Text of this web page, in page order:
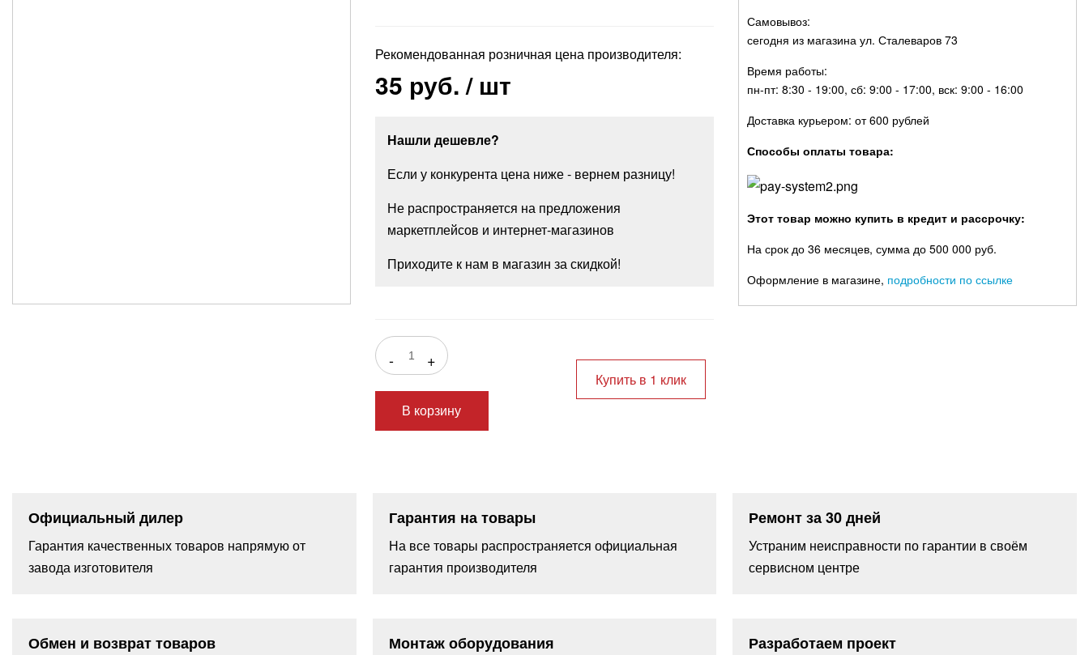
Рекомендованная розничная цена производителя:
35 руб./ шт
Нашли дешевле?
Если у конкурента цена ниже - вернем разницу!
Не распространяется на предложения
маркетплейсов и интернет-магазинов
Приходите к нам в магазин за скидкой!
- +
В корзину
Купить в 1 клик
Самовывоз:
сегодня из магазина ул. Сталеваров 73
Время работы:
пн-пт: 8:30 - 19:00, сб: 9:00 - 17:00, вск: 9:00 - 16:00
Доставка курьером: от 600 рублей
Способы оплаты товара:
Этот товар можно купить в кредит и рассрочку:
На срок до 36 месяцев, сумма до 500 000 руб.
Оформление в магазине, подробности по ссылке
Официальный дилер
Гарантия качественных товаров напрямую от
завода изготовителя
Гарантия на товары
На все товары распространяется официальная
гарантия производителя
Ремонт за 30 дней
Устраним неисправности по гарантии в своём
сервисном центре
Обмен и возврат товаров Монтаж оборудования Разработаем проект